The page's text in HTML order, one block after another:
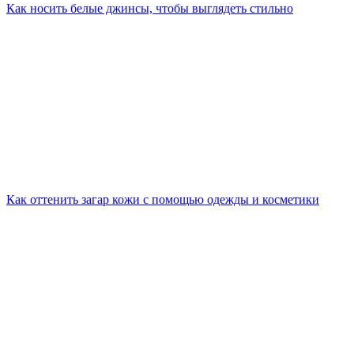
Как носить белые джинсы, чтобы выглядеть стильно
Как оттенить загар кожи с помощью одежды и косметики